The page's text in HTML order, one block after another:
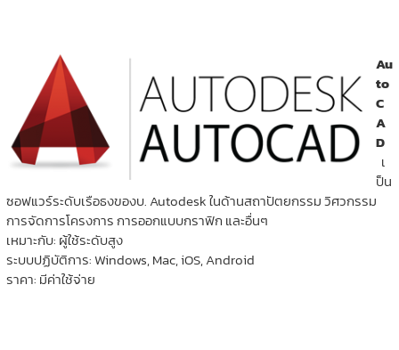
Au
to
C
A
D
เ
ป็น
ซอฟแวร์ระดับเรือธงของบ. Autodesk ในด้านสถาปัตยกรรม วิศวกรรม
การจัดการโครงการ การออกแบบกราฟิก และอื่นๆ
เหมาะกับ: ผู้ใช้ระดับสูง
ระบบปฏิบัติการ: Windows, Mac, iOS, Android
ราคา: มีค่าใช้จ่าย